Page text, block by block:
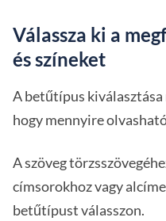
Válassza ki a
és színeket
A betűtípus kiválasztása
hogy mennyire
A szöveg
címsorokhoz vagy
betűtípust válasszon.